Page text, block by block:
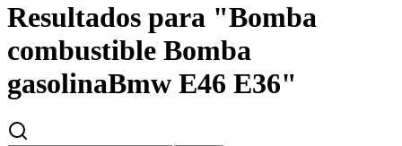
Resultados para "Bomba
combustible Bomba
gasolinaBmw E46 E36"